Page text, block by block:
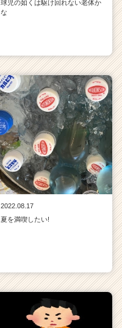
球児の如くは駆け回れない老体か
な
2022.08.17
夏を満喫したい!